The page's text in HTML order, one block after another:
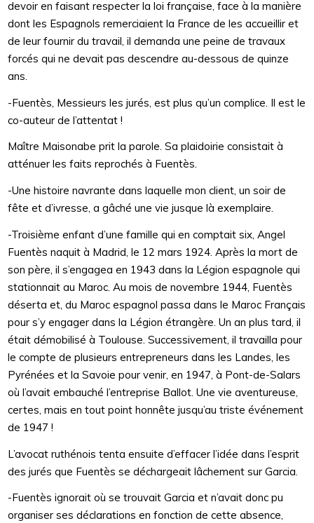
devoir en faisant respecter la loi française, face à la manière
dont les Espagnols remerciaient la France de les accueillir et
de leur fournir du travail, il demanda une peine de travaux
forcés qui ne devait pas descendre au-dessous de quinze
ans.
-Fuentès, Messieurs les jurés, est plus qu’un complice. Il est le
co-auteur de l’attentat !
Maître Maisonabe prit la parole. Sa plaidoirie consistait à
atténuer les faits reprochés à Fuentès.
-Une histoire navrante dans laquelle mon client, un soir de
fête et d’ivresse, a gâché une vie jusque là exemplaire.
-Troisième enfant d’une famille qui en comptait six, Angel
Fuentès naquit à Madrid, le 12 mars 1924. Après la mort de
son père, il s’engagea en 1943 dans la Légion espagnole qui
stationnait au Maroc. Au mois de novembre 1944, Fuentès
déserta et, du Maroc espagnol passa dans le Maroc Français
pour s’y engager dans la Légion étrangère. Un an plus tard, il
était démobilisé à Toulouse. Successivement, il travailla pour
le compte de plusieurs entrepreneurs dans les Landes, les
Pyrénées et la Savoie pour venir, en 1947, à Pont-de-Salars
où l’avait embauché l’entreprise Ballot. Une vie aventureuse,
certes, mais en tout point honnête jusqu’au triste événement
de 1947 !
L’avocat ruthénois tenta ensuite d’effacer l’idée dans l’esprit
des jurés que Fuentès se déchargeait lâchement sur Garcia.
-Fuentès ignorait où se trouvait Garcia et n’avait donc pu
organiser ses déclarations en fonction de cette absence,